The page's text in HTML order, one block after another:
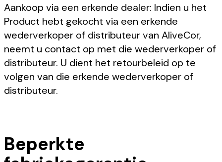
Aankoop via een erkende dealer: Indien u het
Product hebt gekocht via een erkende
wederverkoper of distributeur van AliveCor,
neemt u contact op met die wederverkoper of
distributeur. U dient het retourbeleid op te
volgen van die erkende wederverkoper of
distributeur.
Beperkte